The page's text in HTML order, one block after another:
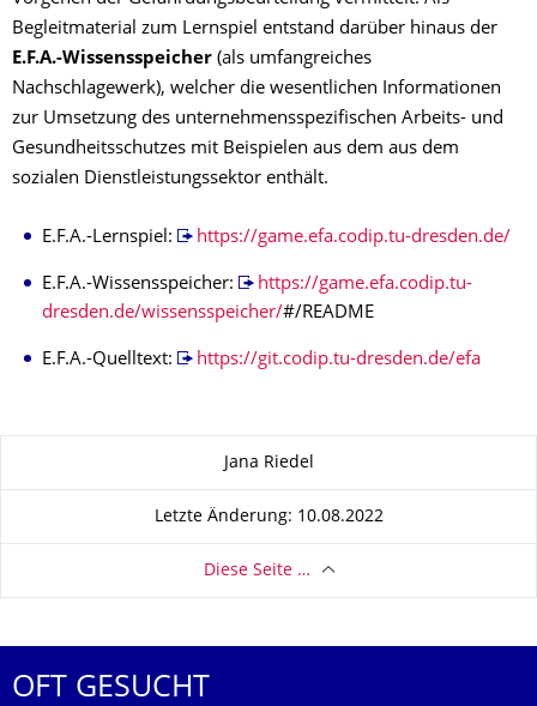
Begleitmaterial zum Lernspiel entstand darüber hinaus der
E.F.A.-Wissensspeicher (als umfangreiches
Nachschlagewerk), welcher die wesentlichen Informationen
zur Umsetzung des unternehmensspezifischen Arbeits- und
Gesundheitsschutzes mit Beispielen aus dem aus dem
sozialen Dienstleistungssektor enthält.
E.F.A.-Lernspiel: https://game.efa.codip.tu-dresden.de/
E.F.A.-Wissensspeicher:
https://game.efa.codip.tu-
dresden.de/wissensspeicher/#/README
E.F.A.-Quelltext: https://git.codip.tu-dresden.de/efa
Jana Riedel
Letzte Änderung: 10.08.2022
Diese Seite …
OFT GESUCHT